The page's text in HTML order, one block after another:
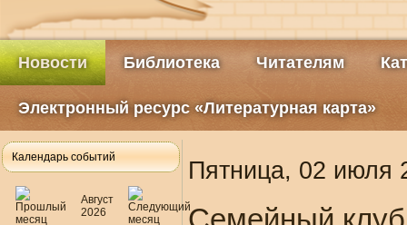
Новости Библиотека Читателям
Электронный ресурс «Литературная карта»
Календарь событий
Август
2026
Пятница, 02 июля